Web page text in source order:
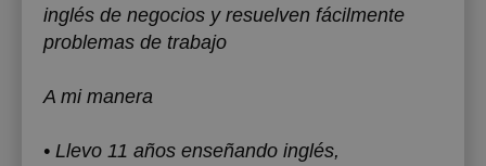
inglés de negocios y resuelven fácilmente
problemas de trabajo
A mi manera
‌• Llevo 11 años enseñando inglés,